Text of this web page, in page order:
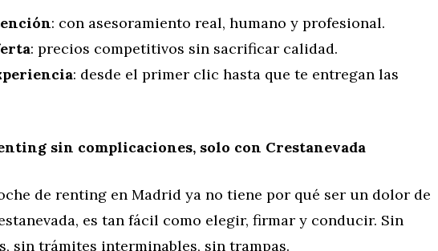
: con asesoramiento real, humano y profesional.
: precios competitivos sin sacrificar calidad.
: desde el primer clic hasta que te entregan las
sin complicaciones, solo con Crestanevada
de renting en Madrid ya no tiene por qué ser un dolor de
es tan fácil como elegir, firmar y conducir. Sin
sin trámites interminables, sin trampas.